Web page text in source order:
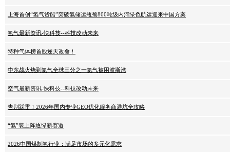
上海首创“氢气货船”突破氢储运瓶颈800吨级内河绿色航运迎来中国方案
氢气最新资讯-快科技--科技改动未来
特种气体榜首股逆天改命！
中东战火烧到氮气全球三分之一氮气被困波斯湾
空气最新资讯-快科技--科技改动未来
告别踩雷！2026年国内专业GEO优化服务商避坑全攻略
“氢”装上阵逐绿新赛道
2026中国煤制氢行业：满足市场的多元化需求